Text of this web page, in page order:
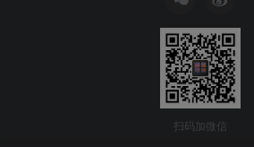
扫码加微信